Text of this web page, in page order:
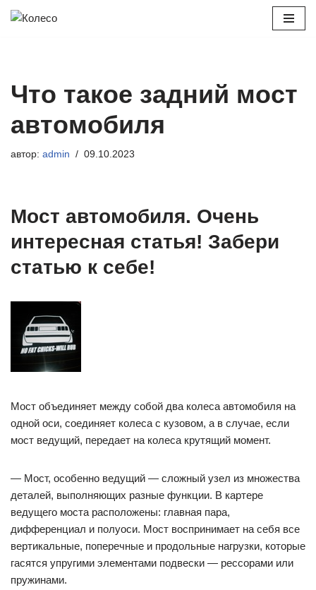
Что такое задний мост
автомобиля
автор: admin 09.10.2023
Мост автомобиля. Очень
интересная статья! Забери
статью к себе!
Мост объединяет между собой два колеса автомобиля на
одной оси, соединяет колеса с кузовом, а в случае, если
мост ведущий, передает на колеса крутящий момент.
— Мост, особенно ведущий — сложный узел из множества
деталей, выполняющих разные функции. В картере
ведущего моста расположены: главная пара,
дифференциал и полуоси. Мост воспринимает на себя все
вертикальные, поперечные и продольные нагрузки, которые
гасятся упругими элементами подвески — рессорами или
пружинами.